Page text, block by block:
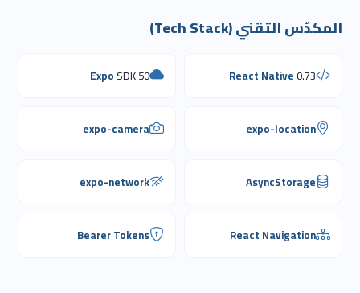
المكدّس التقني (Tech Stack)
React Native 0.73
Expo SDK 50
expo-location
expo-camera
AsyncStorage
expo-network
React Navigation
Bearer Tokens